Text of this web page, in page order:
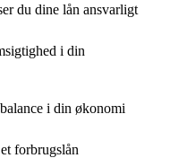
du dine lån ansvarligt
i din
i din økonomi
forbrugslån